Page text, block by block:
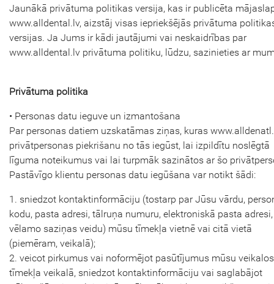
Jaunākā privātuma politikas versija, kas ir publicēta
www.alldental.lv, aizstāj visas iepriekšējās privātuma
versijas. Ja Jums ir kādi jautājumi vai neskaidrības par
www.alldental.lv privātuma politiku, lūdzu, sazinieties ar
Privātuma politika
• Personas datu ieguve un izmantošana
Par personas datiem uzskatāmas ziņas, kuras
privātpersonas piekrišanu no tās iegūst, lai izpildītu noslēgtā
līguma noteikumus vai lai turpmāk sazinātos ar šo
Pastāvīgo klientu personas datu iegūšana var notikt šādi:
1. sniedzot kontaktinformāciju (tostarp par Jūsu vārdu,
kodu, pasta adresi, tālruņa numuru, elektroniskā pasta adresi,
vēlamo saziņas veidu) mūsu tīmekļa vietnē vai citā vietā
(piemēram, veikalā);
2. veicot pirkumus vai noformējot pasūtījumus mūsu
tīmekļa veikalā, sniedzot kontaktinformāciju vai saglabājot